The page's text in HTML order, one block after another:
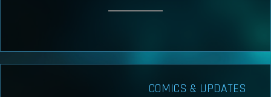
COMICS & UPDATES